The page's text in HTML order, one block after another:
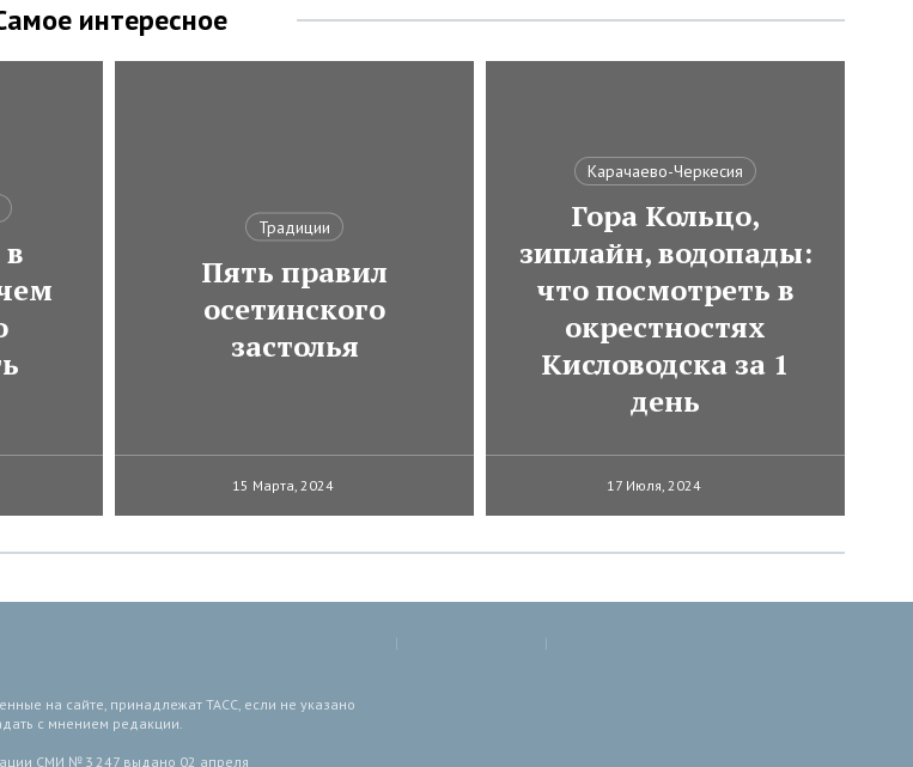
интересное
Традиции
Пять правил
осетинского
застолья
15 Марта, 2024
Карачаево-Черкесия
Гора Кольцо,
зиплайн, водопады:
что посмотреть в
окрестностях
Кисловодска за 1
день
17 Июля, 2024
на сайте, принадлежат ТАСС, если не указано
с мнением редакции.
СМИ № 3 247 выдано 02 апреля